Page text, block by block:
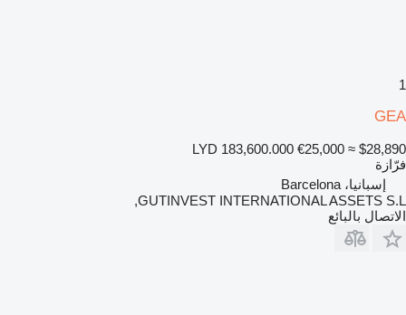
1
GEA
LYD 183,600.000 €25,000 ≈ $28,890
فرّازة
إسبانيا، Barcelona
GUTINVEST INTERNATIONAL ASSETS S.L,
الاتصال بالبائع